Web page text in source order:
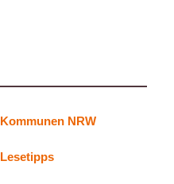
Kommunen NRW
Lesetipps